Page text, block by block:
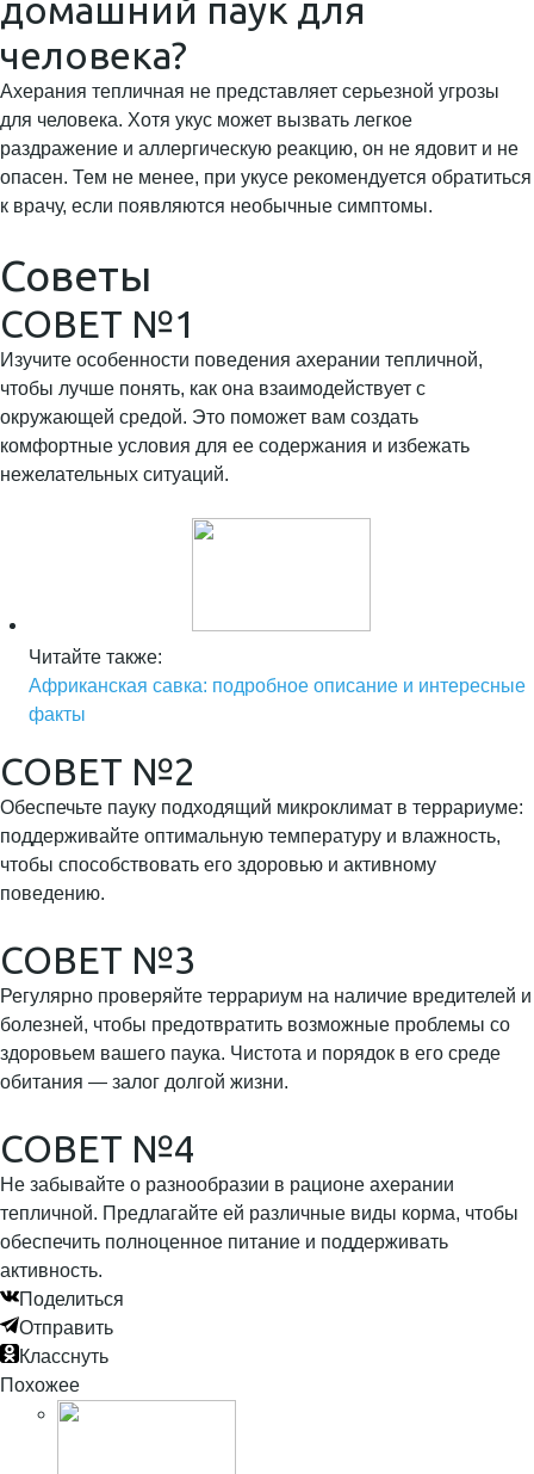
домашний паук для
человека?
Ахерания тепличная не представляет серьезной угрозы
для человека. Хотя укус может вызвать легкое
раздражение и аллергическую реакцию, он не ядовит и не
опасен. Тем не менее, при укусе рекомендуется обратиться
к врачу, если появляются необычные симптомы.
Советы
СОВЕТ №1
Изучите особенности поведения ахерании тепличной,
чтобы лучше понять, как она взаимодействует с
окружающей средой. Это поможет вам создать
комфортные условия для ее содержания и избежать
нежелательных ситуаций.
Читайте также:
Африканская савка: подробное описание и интересные
факты
СОВЕТ №2
Обеспечьте пауку подходящий микроклимат в террариуме:
поддерживайте оптимальную температуру и влажность,
чтобы способствовать его здоровью и активному
поведению.
СОВЕТ №3
Регулярно проверяйте террариум на наличие вредителей и
болезней, чтобы предотвратить возможные проблемы со
здоровьем вашего паука. Чистота и порядок в его среде
обитания — залог долгой жизни.
СОВЕТ №4
Не забывайте о разнообразии в рационе ахерании
тепличной. Предлагайте ей различные виды корма, чтобы
обеспечить полноценное питание и поддерживать
активность.
Поделиться
Отправить
Класснуть
Похожее